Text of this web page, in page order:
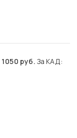
1050 руб. За КАД: